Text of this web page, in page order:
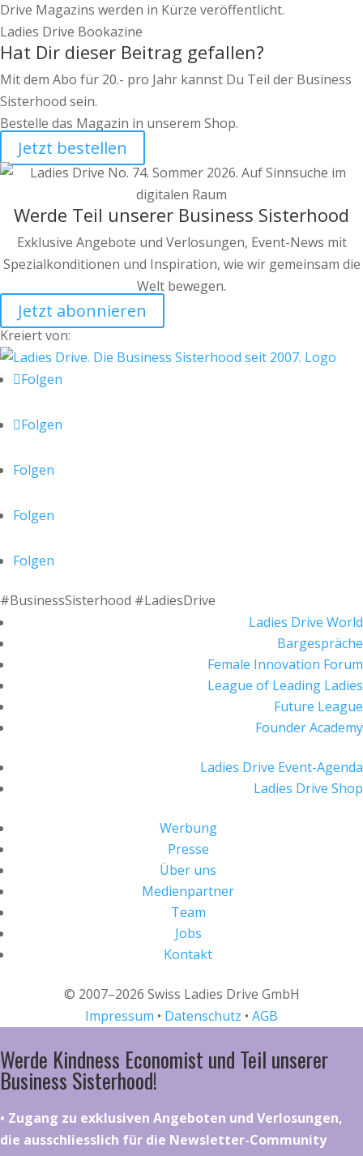
Drive Magazins werden in Kürze veröffentlicht.
Ladies Drive Bookazine
Hat Dir dieser Beitrag gefallen?
Mit dem Abo für 20.- pro Jahr kannst Du Teil der Business
Sisterhood sein.
Bestelle das Magazin in unserem Shop.
Jetzt bestellen
Werde Teil unserer Business Sisterhood
Exklusive Angebote und Verlosungen, Event-News mit
Spezialkonditionen und Inspiration, wie wir gemeinsam die
Welt bewegen.
Jetzt abonnieren
Kreiert von:
Folgen
Folgen
Folgen
Folgen
Folgen
#BusinessSisterhood #LadiesDrive
Ladies Drive World
Bargespräche
Female Innovation Forum
League of Leading Ladies
Future League
Founder Academy
Ladies Drive Event-Agenda
Ladies Drive Shop
Werbung
Presse
Über uns
Medienpartner
Team
Jobs
Kontakt
© 2007–2026 Swiss Ladies Drive GmbH
Impressum • Datenschutz • AGB
Werde Kindness Economist und Teil unserer
Business Sisterhood!
•⁠ ⁠⁠Zugang zu exklusiven Angeboten und Verlosungen,
die ausschliesslich für die Newsletter-Community